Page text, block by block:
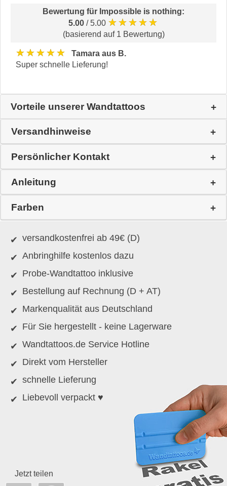
Bewertung für Impossible is nothing:
5.00 / 5.00 ★★★★★
(basierend auf 1 Bewertung)
★★★★★
Tamara aus B.
Super schnelle Lieferung!
Vorteile unserer Wandtattoos
Versandhinweise
Persönlicher Kontakt
Anleitung
Farben
versandkostenfrei ab 49€ (D)
Anbringhilfe kostenlos dazu
Probe-Wandtattoo inklusive
Bestellung auf Rechnung (D + AT)
Markenqualität aus Deutschland
Für Sie hergestellt - keine Lagerware
Wandtattoos.de Service Hotline
Direkt vom Hersteller
schnelle Lieferung
Liebevoll verpackt ♥
Jetzt teilen